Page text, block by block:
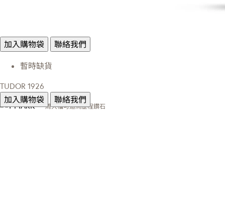
加入購物袋 聯絡我們
暫時缺貨
TUDOR 1926
加入購物袋
聯絡我們
周大福可追溯歷程鑽石